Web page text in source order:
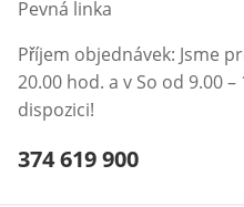
Pevná linka
Příjem objednávek: Jsme
20.00 hod. a v So od 9.00
dispozici!
Telefonní číslo:
374 619 900